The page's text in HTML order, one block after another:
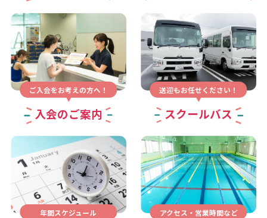
ご入会をお考えの方へ！
入会のご案内
送迎もお任せください！
スクールバス
年間スケジュール アクセス・営業時間など